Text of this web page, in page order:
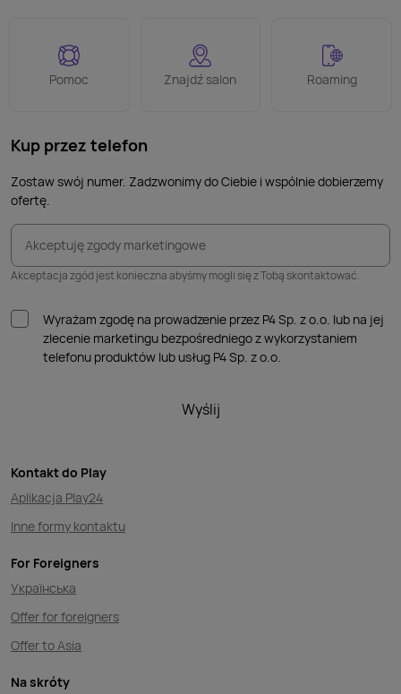
Pomoc Znajdź salon Roaming
Kup przez telefon
Zostaw swój numer. Zadzwonimy do Ciebie i wspólnie dobierzemy
ofertę.
Akceptuję zgody marketingowe
Akceptacja zgód jest konieczna abyśmy mogli się z Tobą skontaktować.
Wyrażam zgodę na prowadzenie przez P4 Sp. z o.o. lub na jej
zlecenie marketingu bezpośredniego z wykorzystaniem
telefonu produktów lub usług P4 Sp. z o.o.
Wyślij
Kontakt do Play
Aplikacja Play24
Inne formy kontaktu
For Foreigners
Українська
Offer for foreigners
Offer to Asia
Na skróty